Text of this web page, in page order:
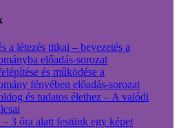
a létezés titkai – bevezetés a
előadás-sorozat
és működése a
fényében előadás-sorozat
és tudatos élethez – A valódi
– 3 óra alatt festünk egy képet